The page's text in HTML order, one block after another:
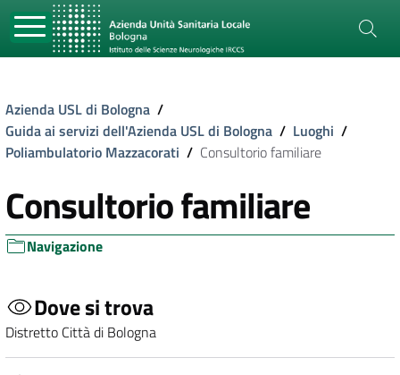
Azienda USL di Bologna /
Guida ai servizi dell'Azienda USL di Bologna / Luoghi /
Poliambulatorio Mazzacorati / Consultorio familiare
Consultorio familiare
Navigazione
Dove si trova
Distretto Città di Bologna